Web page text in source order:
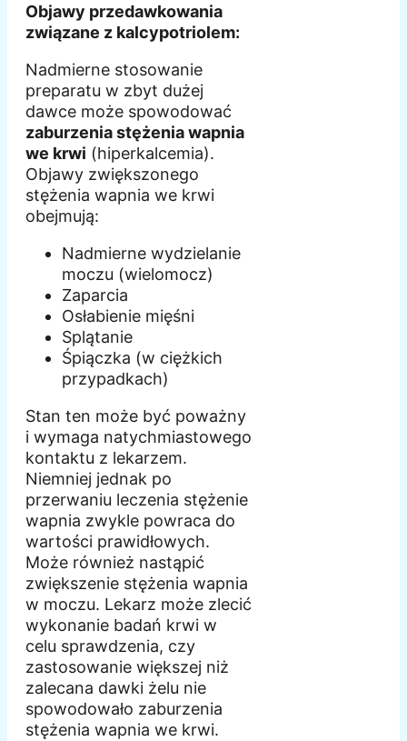
Objawy przedawkowania
związane z kalcypotriolem:
Nadmierne stosowanie
preparatu w zbyt dużej
dawce może spowodować
zaburzenia stężenia wapnia
we krwi (hiperkalcemia).
Objawy zwiększonego
stężenia wapnia we krwi
obejmują:
Nadmierne wydzielanie
moczu (wielomocz)
Zaparcia
Osłabienie mięśni
Splątanie
Śpiączka (w ciężkich
przypadkach)
Stan ten może być poważny
i wymaga natychmiastowego
kontaktu z lekarzem.
Niemniej jednak po
przerwaniu leczenia stężenie
wapnia zwykle powraca do
wartości prawidłowych.
Może również nastąpić
zwiększenie stężenia wapnia
w moczu. Lekarz może zlecić
wykonanie badań krwi w
celu sprawdzenia, czy
zastosowanie większej niż
zalecana dawki żelu nie
spowodowało zaburzenia
stężenia wapnia we krwi.